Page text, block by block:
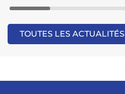
TOUTES LES ACTUALITÉS